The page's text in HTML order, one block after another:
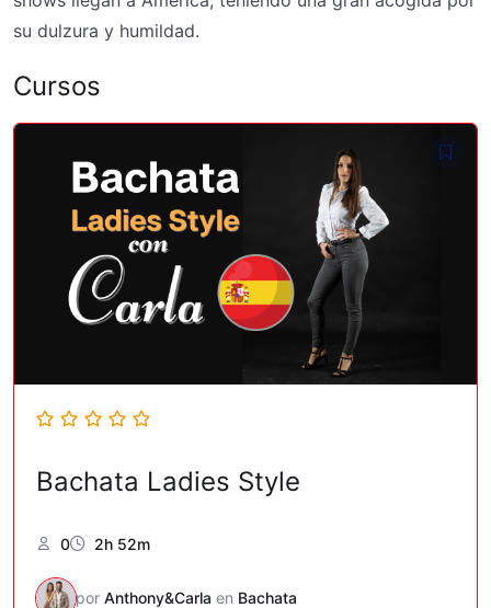
su dulzura y humildad.
Cursos
Bachata Ladies Style
0 2h 52m
por Anthony&Carla en Bachata